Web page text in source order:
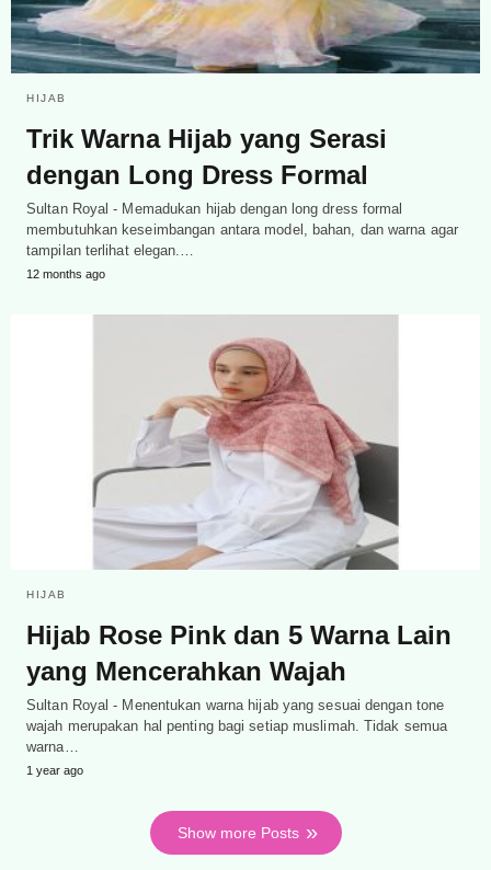
HIJAB
Trik Warna Hijab yang Serasi
dengan Long Dress Formal
Sultan Royal - Memadukan hijab dengan long dress formal
membutuhkan keseimbangan antara model, bahan, dan warna agar
tampilan terlihat elegan.…
12 months ago
HIJAB
Hijab Rose Pink dan 5 Warna Lain
yang Mencerahkan Wajah
Sultan Royal - Menentukan warna hijab yang sesuai dengan tone
wajah merupakan hal penting bagi setiap muslimah. Tidak semua
warna…
1 year ago
Show more Posts